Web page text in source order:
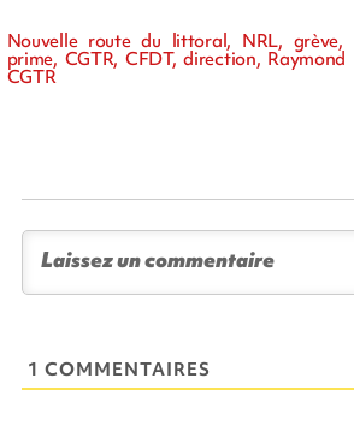
Nouvelle route du littoral, NRL, grève,
prime, CGTR, CFDT, direction, Raymond
CGTR
1 COMMENTAIRES